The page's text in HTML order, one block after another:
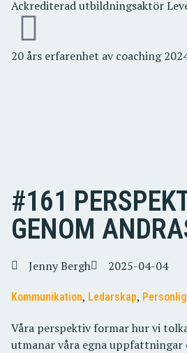
Ackrediterad utbildningsaktör
20 års erfarenhet av coaching
#161
GENOM
Jenny Bergh 2025-04-04
Kommunikation, Ledarskap,
Våra perspektiv formar hur vi
utmanar våra egna uppfattningar